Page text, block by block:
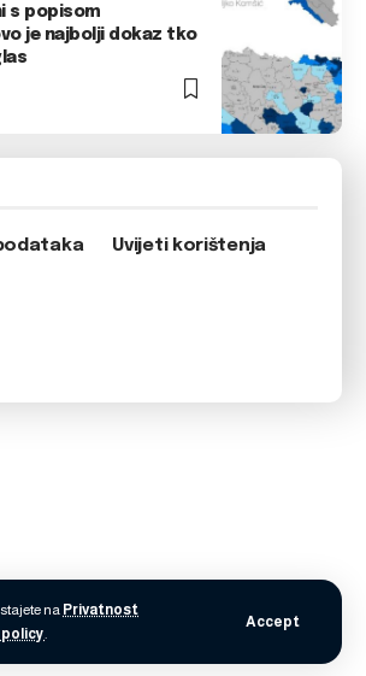
na Privatnost
.
Accept
s popisom
je najbolji dokaz tko
Uvijeti korištenja